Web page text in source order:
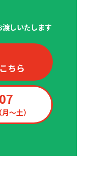
しいたします
ちら
〜土）